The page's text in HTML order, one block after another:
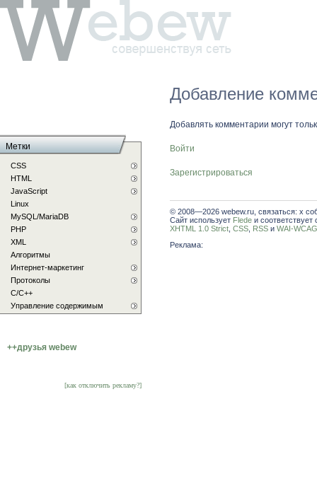
Добавление
Добавлять комментарии могут
Войти
Зарегистрироваться
© 2008—2026 webew.ru, связаться: x
Сайт использует Flede и соответствует
XHTML 1.0 Strict CSS RSS и WAI-
Реклама:
Метки
CSS
HTML
JavaScript
Linux
MySQL/MariaDB
PHP
XML
Алгоритмы
Интернет-маркетинг
Протоколы
С/C++
Управление содержимым
++друзья webew
[как отключить рекламу?]